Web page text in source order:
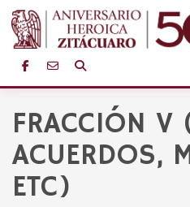
FRACCIÓN V
ACUERDOS,
ETC)